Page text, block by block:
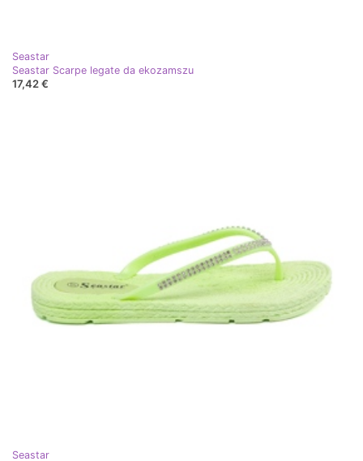
Seastar
Seastar Scarpe legate da ekozamszu
17,42 €
Seastar